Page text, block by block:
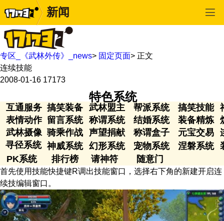
新闻
专区_《武林外传》_news> 固定页面> 正文
连续技能
2008-01-16 17173
特色系统
互通服务 搞笑装备 武林盟主 帮派系统 搞笑技能
表情动作 留言系统 称谓系统 结婚系统 装备精炼
武林摄像 骑乘作战 声望捐献 称谓盒子 元宝交易
寻径系统 神威系统 幻形系统 宠物系统 涅磐系统
PK系统
排行榜 请神符 随意门
首先使用技能快捷键R调出技能窗口，选择右下角的新建开启连
续技编辑窗口。